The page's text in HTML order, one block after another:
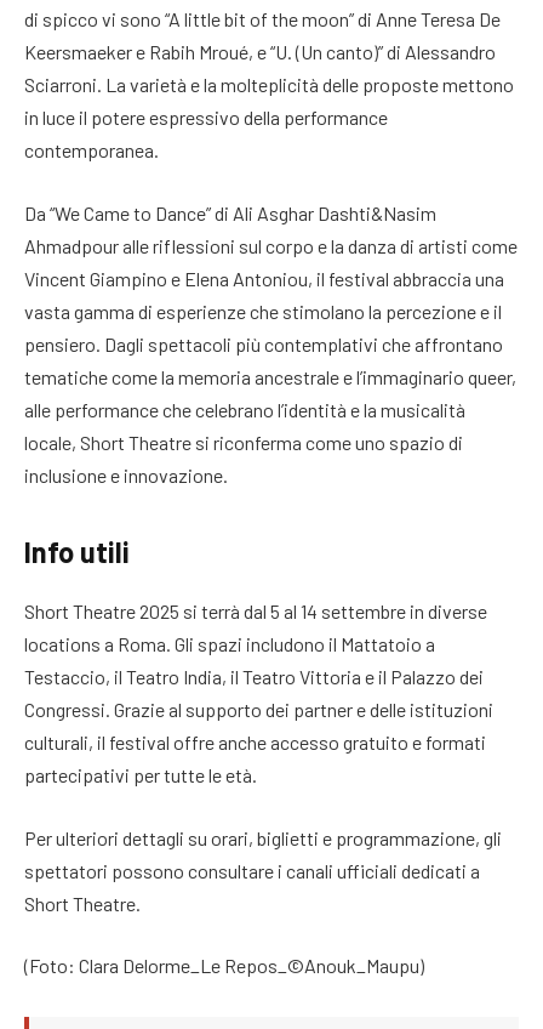
di spicco vi sono “A little bit of the moon” di Anne Teresa De
Keersmaeker e Rabih Mroué, e “U. (Un canto)” di Alessandro
Sciarroni. La varietà e la molteplicità delle proposte mettono
in luce il potere espressivo della performance
contemporanea.
Da “We Came to Dance” di Ali Asghar Dashti&Nasim
Ahmadpour alle riflessioni sul corpo e la danza di artisti come
Vincent Giampino e Elena Antoniou, il festival abbraccia una
vasta gamma di esperienze che stimolano la percezione e il
pensiero. Dagli spettacoli più contemplativi che affrontano
tematiche come la memoria ancestrale e l’immaginario queer,
alle performance che celebrano l’identità e la musicalità
locale, Short Theatre si riconferma come uno spazio di
inclusione e innovazione.
Info utili
Short Theatre 2025 si terrà dal 5 al 14 settembre in diverse
locations a Roma. Gli spazi includono il Mattatoio a
Testaccio, il Teatro India, il Teatro Vittoria e il Palazzo dei
Congressi. Grazie al supporto dei partner e delle istituzioni
culturali, il festival offre anche accesso gratuito e formati
partecipativi per tutte le età.
Per ulteriori dettagli su orari, biglietti e programmazione, gli
spettatori possono consultare i canali ufficiali dedicati a
Short Theatre.
(Foto: Clara Delorme_Le Repos_©Anouk_Maupu)